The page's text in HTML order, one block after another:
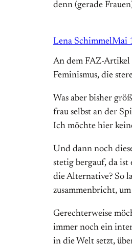
denn (gerade
Lena SchimmelMai
An dem FAZ-Artikel
Feminismus, die
Was aber bisher
frau selbst an der
Ich möchte hier
Und dann noch
stetig bergauf, da
die Alternative? So
zusammenbricht,
Gerechterweise
immer noch ein
in die Welt setzt,